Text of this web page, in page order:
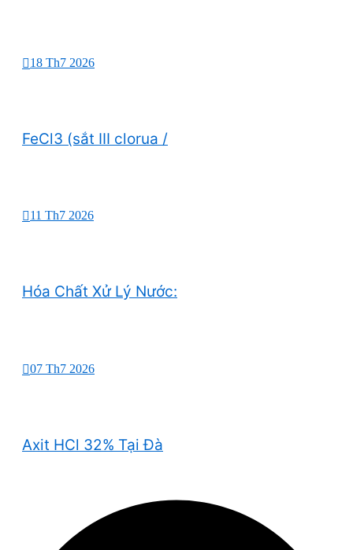
18 Th7 2026
FeCl3 (sắt III clorua /
11 Th7 2026
Hóa Chất Xử Lý Nước:
07 Th7 2026
Axit HCl 32% Tại Đà